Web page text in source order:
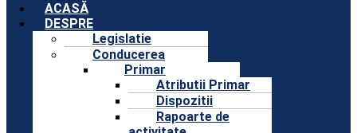
ACASĂ
DESPRE
Legislatie
Conducerea
Primar
Atributii Primar
Dispozitii
Rapoarte de